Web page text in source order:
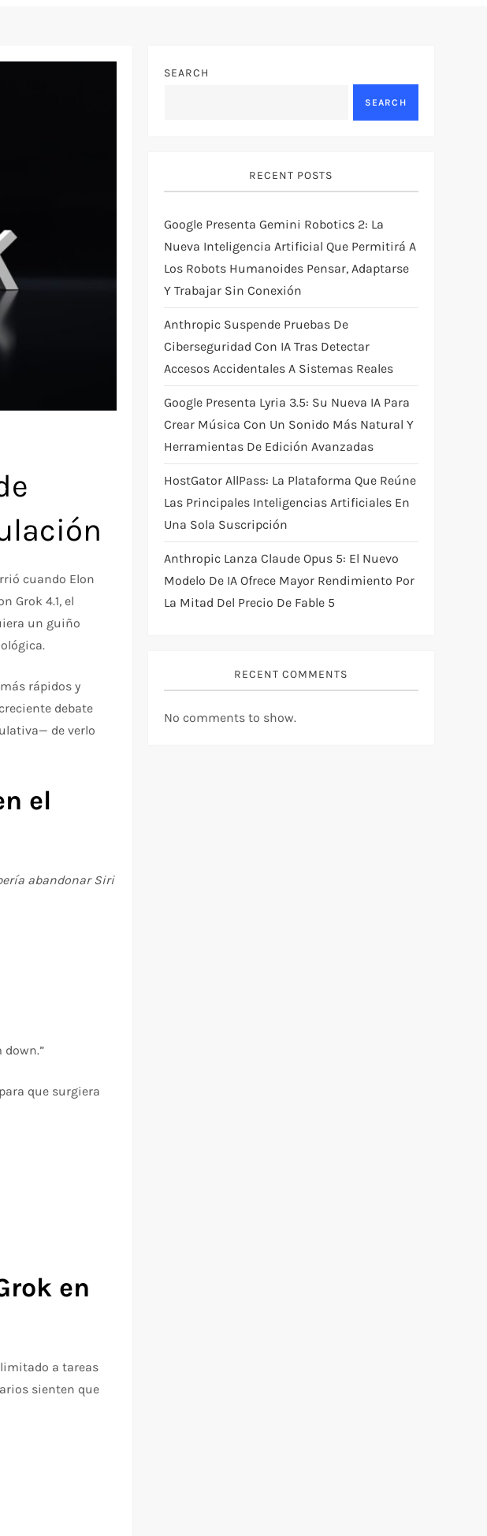
cuando Elon
Grok 4.1, el
un guiño
rápidos y
debate
de verlo
el
abandonar Siri
down.”
que surgiera
en
a tareas
sienten que
SEARCH
SEARCH
RECENT POSTS
Google Presenta Gemini Robotics 2: La
Nueva Inteligencia Artificial Que Permitirá A
Los Robots Humanoides Pensar, Adaptarse
Y Trabajar Sin Conexión
Anthropic Suspende Pruebas De
Ciberseguridad Con IA Tras Detectar
Accesos Accidentales A Sistemas Reales
Google Presenta Lyria 3.5: Su Nueva IA Para
Crear Música Con Un Sonido Más Natural Y
Herramientas De Edición Avanzadas
HostGator AllPass: La Plataforma Que Reúne
Las Principales Inteligencias Artificiales En
Una Sola Suscripción
Anthropic Lanza Claude Opus 5: El Nuevo
Modelo De IA Ofrece Mayor Rendimiento Por
La Mitad Del Precio De Fable 5
RECENT COMMENTS
No comments to show.